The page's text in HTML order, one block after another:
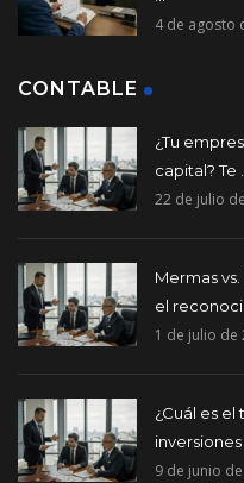
4 de agosto
CONTABLE
¿Tu
capital? Te ...
22 de julio
Mermas
el
1 de julio de
¿Cuál es
inversiones
9 de junio